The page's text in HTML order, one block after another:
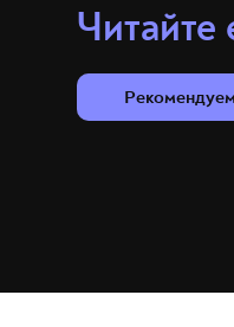
Читайте
Рекомендуем